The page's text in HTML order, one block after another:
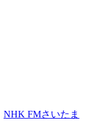
NHK FMさいたま